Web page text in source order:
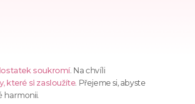
soukromí. Na chvíli
které si zasloužíte. Přejeme si, abyste
harmonii.